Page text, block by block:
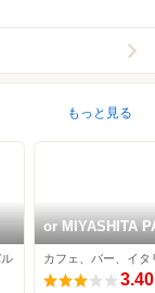
もっと見る
or MIYASHITA
カフェ、バー、イタ
3.40